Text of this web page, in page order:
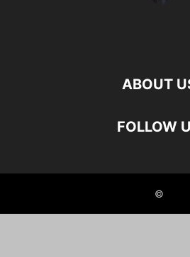
ABOUT
FOLLOW
©